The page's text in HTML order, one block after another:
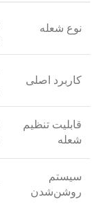
نوع شعله
کاربرد اصلی
قابلیت تنظیم
شعله
سیستم
روشن‌شدن